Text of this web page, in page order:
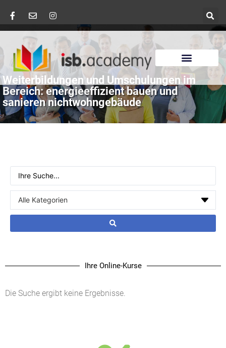
Weiterbildungen und Umschulungen im
Bereich: energieeffizient bauen und
sanieren nichtwohngebäude
Ihre Online-Kurse
Die Suche ergibt keine Ergebnisse.